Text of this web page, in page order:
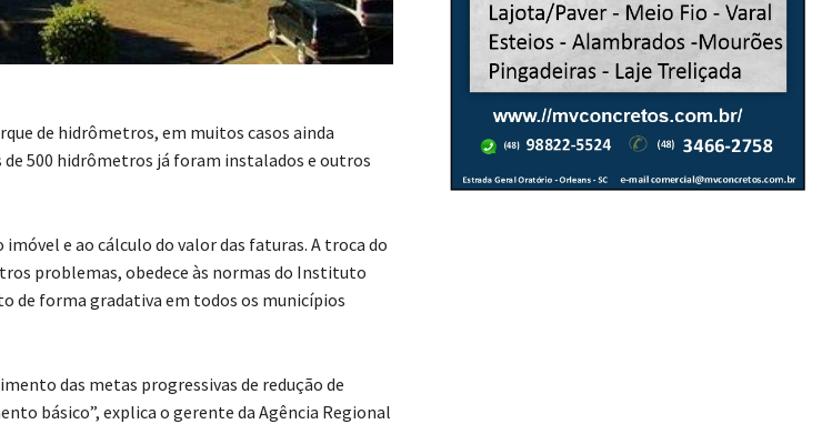
de hidrômetros, em muitos casos ainda
500 hidrômetros já foram instalados e outros
e ao cálculo do valor das faturas. A troca do
problemas, obedece às normas do Instituto
de forma gradativa em todos os municípios
das metas progressivas de redução de
básico”, explica o gerente da Agência Regional